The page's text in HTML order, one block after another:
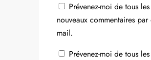
Prévenez-moi de tous les
nouveaux commentaires par
mail.
Prévenez-moi de tous les